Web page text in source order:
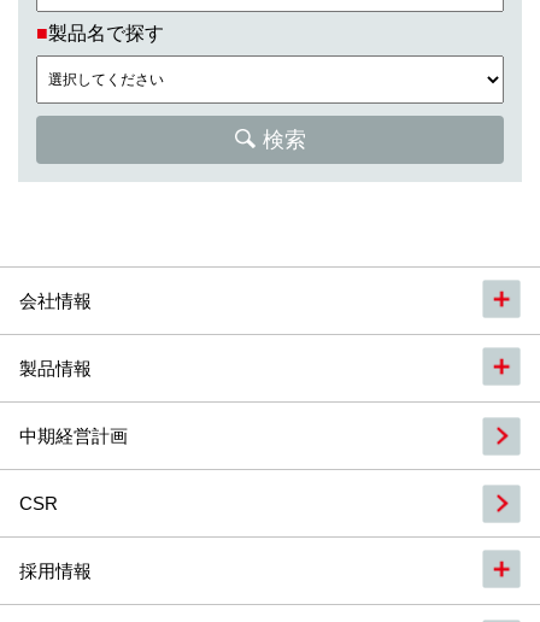
■製品名で探す
検索
会社情報
製品情報
中期経営計画
CSR
採用情報